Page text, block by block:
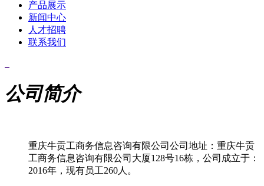
产品展示
新闻中心
人才招聘
联系我们
公司简介
重庆牛贡工商务信息咨询有限公司公司地址：重庆牛贡
工商务信息咨询有限公司大厦128号16栋，公司成立于：
2016年，现有员工260人。